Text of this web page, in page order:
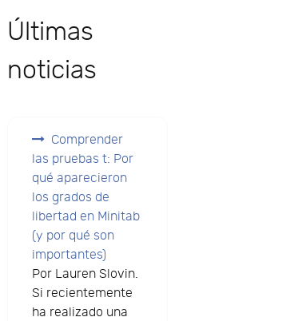
Últimas
noticias
Comprender
las pruebas t: Por
qué aparecieron
los grados de
libertad en Minitab
(y por qué son
importantes)
Por Lauren Slovin.
Si recientemente
ha realizado una